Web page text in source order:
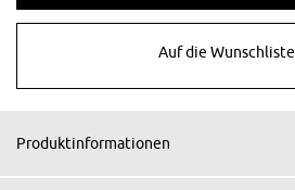
Auf die Wunschliste
Produktinformationen